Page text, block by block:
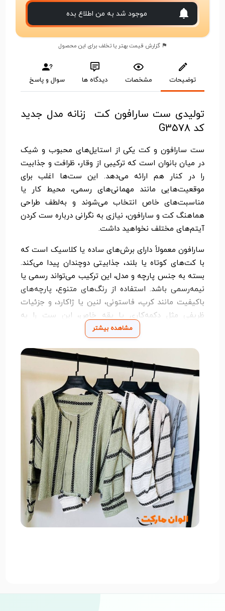
موجود شد به من اطلاع بده
گزارش قیمت بهتر یا تخلف برای این محصول
توضیحات مشخصات دیدگاه ها سوال و پاسخ
تولیدی ست سارافون کت زنانه مدل جدید
کد G3578
ست سارافون و کت یکی از استایل‌های محبوب و شیک
در میان بانوان است که ترکیبی از وقار، ظرافت و جذابیت
را در کنار هم ارائه می‌دهد. این ست‌ها اغلب برای
موقعیت‌هایی مانند مهمانی‌های رسمی، محیط کار یا
مناسبت‌های خاص انتخاب می‌شوند و به‌لطف طراحی
هماهنگ کت و سارافون، نیازی به نگرانی درباره ست کردن
آیتم‌های مختلف نخواهید داشت.
سارافون معمولاً دارای برش‌های ساده یا کلاسیک است که
با کت‌های کوتاه یا بلند، جذابیتی دوچندان پیدا می‌کند.
بسته به جنس پارچه و مدل، این ترکیب می‌تواند رسمی یا
نیمه‌رسمی باشد. استفاده از رنگ‌های متنوع، پارچه‌های
باکیفیت مانند کرپ، فاستونی، لنین یا ژاکارد، و جزئیات
ظریفی مثل دکمه‌کاری یا یقه‌ خاص، این ست را به
انتخابی ایده‌آل برای خانم‌های خوش‌پوش تبدیل کرده
ست سارافون کت نه‌تنها راحتی در پوشش را فراهم
می‌کند، بلکه ظاهری منسجم، آراسته و زنانه برای شما
ایجاد خواهد کرد. با افزودن اکسسوری مناسب یا یک کیف
و کفش هماهنگ، استایلتان کامل‌تر و خاص‌تر خواهد شد.
مشاهده بیشتر